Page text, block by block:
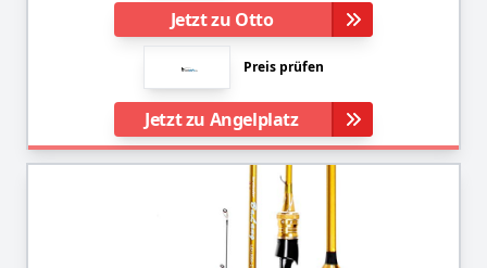
Jetzt zu Otto
Preis prüfen
Jetzt zu Angelplatz